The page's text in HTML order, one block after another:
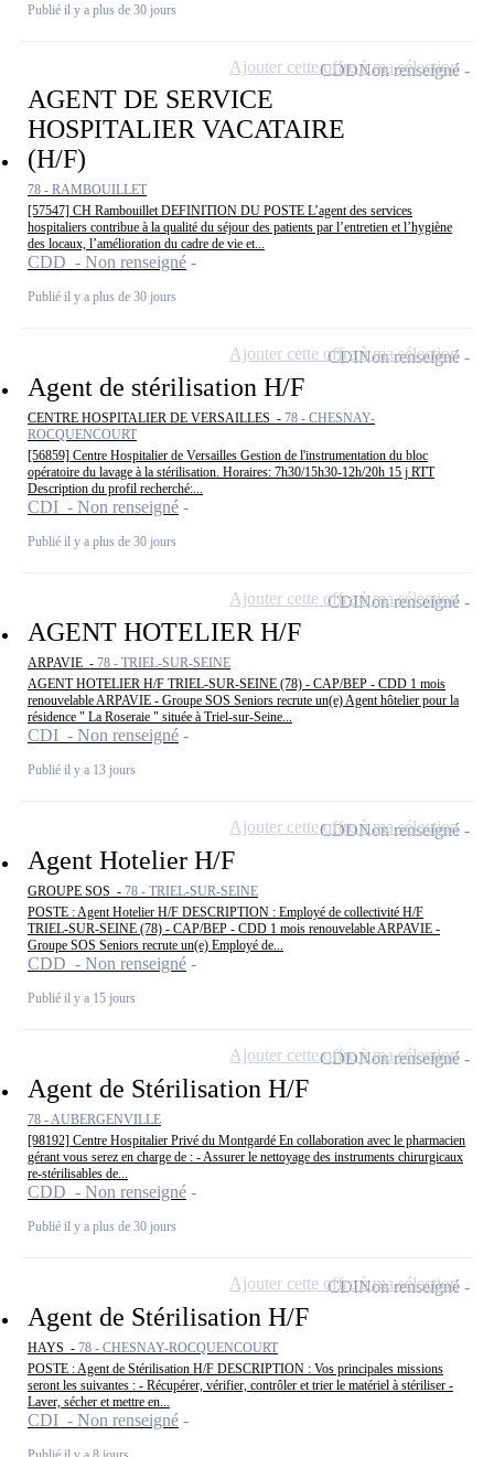
Publié il y a plus de 30 jours
AGENT DE SERVICE
HOSPITALIER VACATAIRE
(H/F)
78 - RAMBOUILLET
[57547] CH Rambouillet DEFINITION DU POSTE L’agent des services
hospitaliers contribue à la qualité du séjour des patients par l’entretien et l’hygiène
des locaux, l’amélioration du cadre de vie et...
CDD - Non renseigné
Publié il y a plus de 30 jours
CDDNon renseigné
Ajouter cette offre à ma sélection
Agent de stérilisation H/F
CENTRE HOSPITALIER DE VERSAILLES - 78 - CHESNAY-
ROCQUENCOURT
[56859] Centre Hospitalier de Versailles Gestion de l'instrumentation du bloc
opératoire du lavage à la stérilisation. Horaires: 7h30/15h30-12h/20h 15 j RTT
Description du profil recherché:...
CDI - Non renseigné
Publié il y a plus de 30 jours
CDINon renseigné
Ajouter cette offre à ma sélection
AGENT HOTELIER H/F
ARPAVIE - 78 - TRIEL-SUR-SEINE
AGENT HOTELIER H/F TRIEL-SUR-SEINE (78) - CAP/BEP - CDD 1 mois
renouvelable ARPAVIE - Groupe SOS Seniors recrute un(e) Agent hôtelier pour la
résidence " La Roseraie " située à Triel-sur-Seine...
CDI - Non renseigné
Publié il y a 13 jours
CDINon renseigné
Ajouter cette offre à ma sélection
Agent Hotelier H/F
GROUPE SOS - 78 - TRIEL-SUR-SEINE
POSTE : Agent Hotelier H/F DESCRIPTION : Employé de collectivité H/F
TRIEL-SUR-SEINE (78) - CAP/BEP - CDD 1 mois renouvelable ARPAVIE -
Groupe SOS Seniors recrute un(e) Employé de...
CDD - Non renseigné
Publié il y a 15 jours
CDDNon renseigné
Ajouter cette offre à ma sélection
Agent de Stérilisation H/F
78 - AUBERGENVILLE
[98192] Centre Hospitalier Privé du Montgardé En collaboration avec le pharmacien
gérant vous serez en charge de : - Assurer le nettoyage des instruments chirurgicaux
re-stérilisables de...
CDD - Non renseigné
Publié il y a plus de 30 jours
CDDNon renseigné
Ajouter cette offre à ma sélection
Agent de Stérilisation H/F
HAYS - 78 - CHESNAY-ROCQUENCOURT
POSTE : Agent de Stérilisation H/F DESCRIPTION : Vos principales missions
seront les suivantes : - Récupérer, vérifier, contrôler et trier le matériel à stériliser -
Laver, sécher et mettre en...
CDI - Non renseigné
CDINon renseigné
Ajouter cette offre à ma sélection